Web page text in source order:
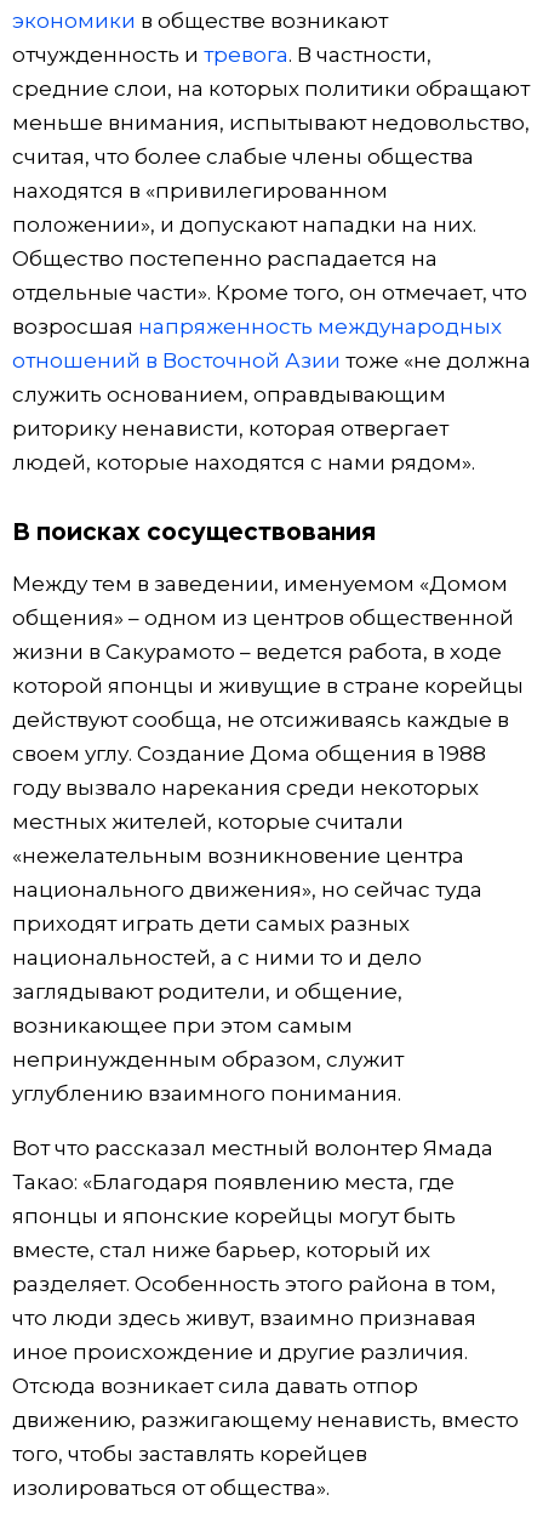
экономики в обществе возникают
отчужденность и тревога. В частности,
средние слои, на которых политики обращают
меньше внимания, испытывают недовольство,
считая, что более слабые члены общества
находятся в «привилегированном
положении», и допускают нападки на них.
Общество постепенно распадается на
отдельные части». Кроме того, он отмечает, что
возросшая напряженность международных
отношений в Восточной Азии тоже «не должна
служить основанием, оправдывающим
риторику ненависти, которая отвергает
людей, которые находятся с нами рядом».
В поисках сосуществования
Между тем в заведении, именуемом «Домом
общения» – одном из центров общественной
жизни в Сакурамото – ведется работа, в ходе
которой японцы и живущие в стране корейцы
действуют сообща, не отсиживаясь каждые в
своем углу. Создание Дома общения в 1988
году вызвало нарекания среди некоторых
местных жителей, которые считали
«нежелательным возникновение центра
национального движения», но сейчас туда
приходят играть дети самых разных
национальностей, а с ними то и дело
заглядывают родители, и общение,
возникающее при этом самым
непринужденным образом, служит
углублению взаимного понимания.
Вот что рассказал местный волонтер Ямада
Такао: «Благодаря появлению места, где
японцы и японские корейцы могут быть
вместе, стал ниже барьер, который их
разделяет. Особенность этого района в том,
что люди здесь живут, взаимно признавая
иное происхождение и другие различия.
Отсюда возникает сила давать отпор
движению, разжигающему ненависть, вместо
того, чтобы заставлять корейцев
изолироваться от общества».